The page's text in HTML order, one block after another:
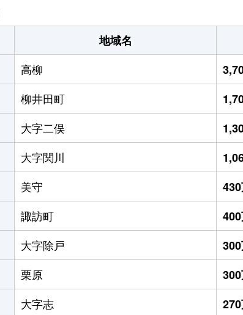
地域名
高柳
柳井田町
大字二俣
大字関川
美守
諏訪町
大字除戸
栗原
大字志